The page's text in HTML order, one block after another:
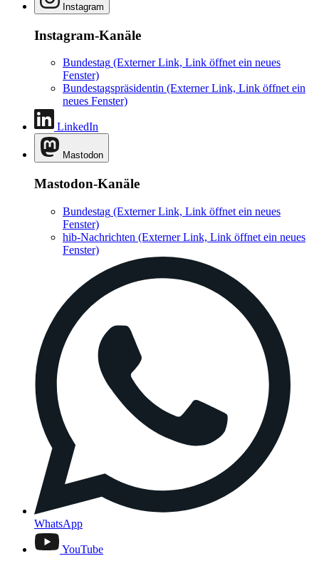
Instagram
Instagram-Kanäle
Bundestag (Externer Link, Link öffnet ein neues
Fenster)
Bundestagspräsidentin (Externer Link, Link öffnet ein
neues Fenster)
LinkedIn
Mastodon
Mastodon-Kanäle
Bundestag (Externer Link, Link öffnet ein neues
Fenster)
hib-Nachrichten (Externer Link, Link öffnet ein neues
Fenster)
WhatsApp
YouTube